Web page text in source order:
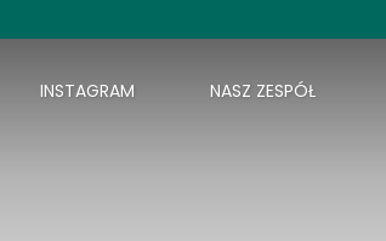
INSTAGRAM NASZ ZESPÓŁ